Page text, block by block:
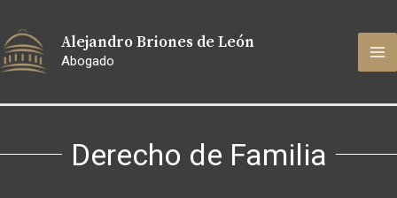
contenido Alejandro Briones de León
Abogado
Derecho de Familia